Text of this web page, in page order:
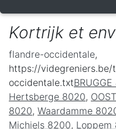
Kortrijk et
flandre-occidentale,
https://
occidentale.txt
Hertsberge 8020,
8020, Waardamme
Michiels 8200, Loppem